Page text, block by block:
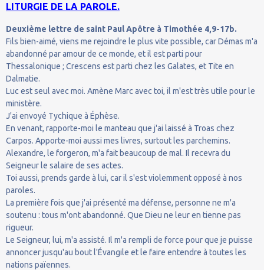
LITURGIE DE LA PAROLE.
Deuxième lettre de saint Paul Apôtre à Timothée 4,9-17b.
Fils bien-aimé, viens me rejoindre le plus vite possible, car Démas m'a
abandonné par amour de ce monde, et il est parti pour
Thessalonique ; Crescens est parti chez les Galates, et Tite en
Dalmatie.
Luc est seul avec moi. Amène Marc avec toi, il m'est très utile pour le
ministère.
J'ai envoyé Tychique à Éphèse.
En venant, rapporte-moi le manteau que j'ai laissé à Troas chez
Carpos. Apporte-moi aussi mes livres, surtout les parchemins.
Alexandre, le forgeron, m'a fait beaucoup de mal. Il recevra du
Seigneur le salaire de ses actes.
Toi aussi, prends garde à lui, car il s'est violemment opposé à nos
paroles.
La première fois que j'ai présenté ma défense, personne ne m'a
soutenu : tous m'ont abandonné. Que Dieu ne leur en tienne pas
rigueur.
Le Seigneur, lui, m'a assisté. Il m'a rempli de force pour que je puisse
annoncer jusqu'au bout l'Évangile et le faire entendre à toutes les
nations païennes.